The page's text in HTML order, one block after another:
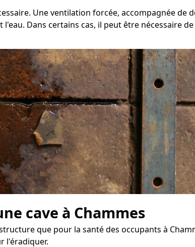
Une ventilation forcée, accompagnée de
Dans certains cas, il peut être nécessaire
cave à Chammes
que pour la santé des occupants à
l'éradiquer.